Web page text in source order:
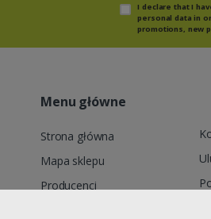
I declare that I
personal data in
promotions, new
Menu główne
Strona główna
Mapa sklepu
Producenci